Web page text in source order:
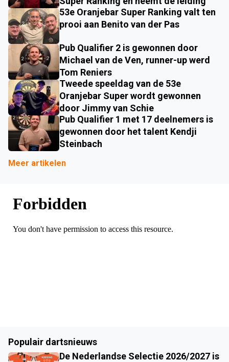
53e Oranjebar Super Ranking valt ten
prooi aan Benito van der Pas
Pub Qualifier 2 is gewonnen door
Michael van de Ven, runner-up werd
Tom Reniers
Tweede speeldag van de 53e
Oranjebar Super wordt gewonnen
door Jimmy van Schie
Pub Qualifier 1 met 17 deelnemers is
gewonnen door het talent Kendji
Steinbach
Meer artikelen
Populair dartsnieuws
De Nederlandse Selectie 2026/2027 is